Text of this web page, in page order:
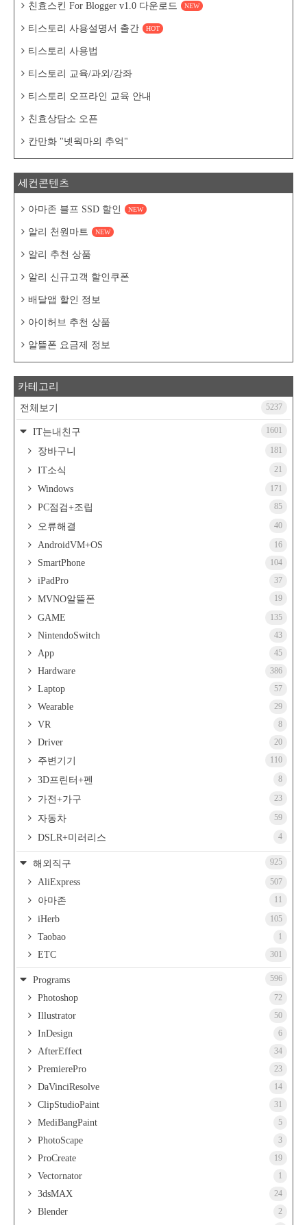
친효스킨 For Blogger v1.0 다운로드 NEW
티스토리 사용설명서 출간 HOT
티스토리 사용법
티스토리 교육/과외/강좌
티스토리 오프라인 교육 안내
친효상담소 오픈
칸만화 "넷웍마의 추억"
세컨콘텐츠
아마존 블프 SSD 할인 NEW
알리 천원마트 NEW
알리 추천 상품
알리 신규고객 할인쿠폰
배달앱 할인 정보
아이허브 추천 상품
알뜰폰 요금제 정보
카테고리
전체보기 5237
IT는내친구 1601
장바구니 181
IT소식 21
Windows 171
PC점검+조립 85
오류해결 40
AndroidVM+OS 16
SmartPhone 104
iPadPro 37
MVNO알뜰폰 19
GAME 135
NintendoSwitch 43
App 45
Hardware 386
Laptop 57
Wearable 29
VR 8
Driver 20
주변기기 110
3D프린터+펜 8
가전+가구 23
자동차 59
DSLR+미러리스 4
해외직구 925
AliExpress 507
아마존 11
iHerb 105
Taobao 1
ETC 301
Programs 596
Photoshop 72
Illustrator 50
InDesign 6
AfterEffect 34
PremierePro 23
DaVinciResolve 14
ClipStudioPaint 31
MediBangPaint 5
PhotoScape 3
ProCreate 19
Vectornator 1
3dsMAX 24
Blender 2